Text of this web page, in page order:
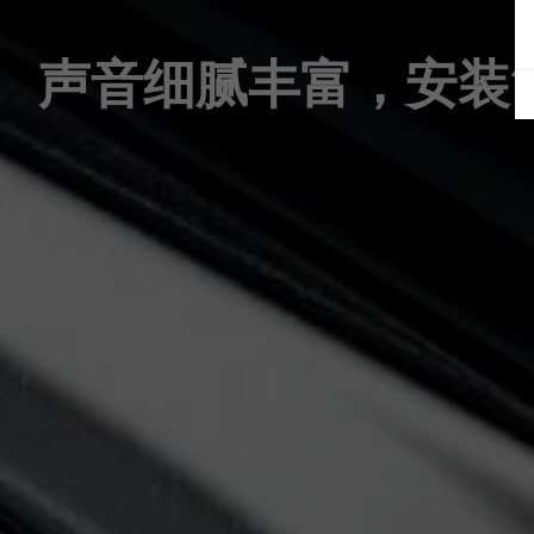
声音细腻丰富，安装